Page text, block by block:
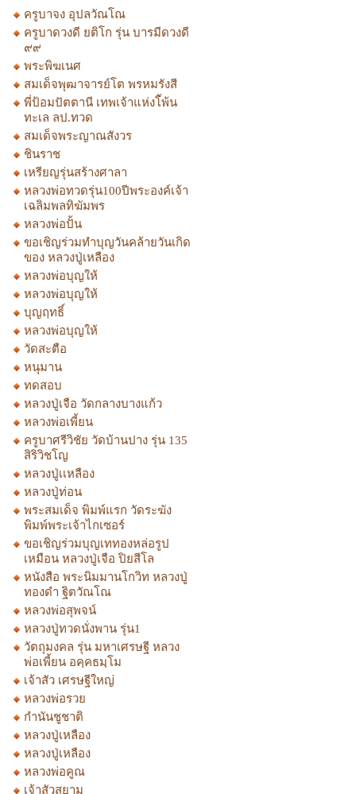
ครูบาจง อุปลวัณโณ
ครูบาดวงดี ยติโก รุ่น บารมีดวงดี
๙๙
พระพิฆเนศ
สมเด็จพุฒาจารย์โต พรหมรังสี
พี่ป้อมปัตตานี เทพเจ้าแห่งโ้พ้น
ทะเล ลป.ทวด
สมเด็จพระญาณสังวร
ชินราช
เหรียญรุ่นสร้างศาลา
หลวงพ่อทวดรุ่น100ปีพระองค์เจ้า
เฉลิมพลทิฆัมพร
หลวงพ่อปั้น
ขอเชิญร่วมทำบุญวันคล้ายวันเกิด
ของ หลวงปู่เหลือง
หลวงพ่อบุญให้
หลวงพ่อบุญให้
บุญฤทธิ์
หลวงพ่อบุญให้
วัดสะตือ
หนุมาน
ทดสอบ
หลวงปู่เจือ วัดกลางบางแก้ว
หลวงพ่อเพี้ยน
ครูบาศรีวิชัย วัดบ้านปาง รุ่น 135
สิริวิชโญ
หลวงปู่เเหลือง
หลวงปู่ท่อน
พระสมเด็จ พิมพ์แรก วัดระฆัง
พิมพ์พระเจ้าไกเซอร์
ขอเชิญร่วมบุญเททองหล่อรูป
เหมือน หลวงปู่เจือ ปิยสีโล
หนังสือ พระนิมมานโกวิท หลวงปู่
ทองดำ ฐิตวัณโณ
หลวงพ่อสุพจน์
หลวงปู่ทวดนั่งพาน รุ่น1
วัตถุมงคล รุ่น มหาเศรษฐี หลวง
พ่อเพี้ยน อคฺคธมฺโม
เจ้าสัว เศรษฐีใหญ่
หลวงพ่อรวย
กำนันชูชาติ
หลวงปู่เหลือง
หลวงปู่เหลือง
หลวงพ่อคูณ
เจ้าสัวสยาม